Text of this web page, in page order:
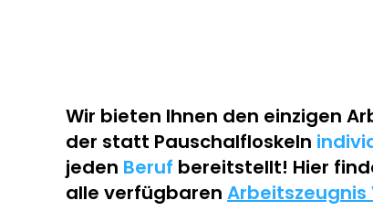
Wir bieten Ihnen den einzigen
der statt Pauschalfloskeln
jeden Beruf bereitstellt! Hier
alle verfügbaren Arbeitszeugnis